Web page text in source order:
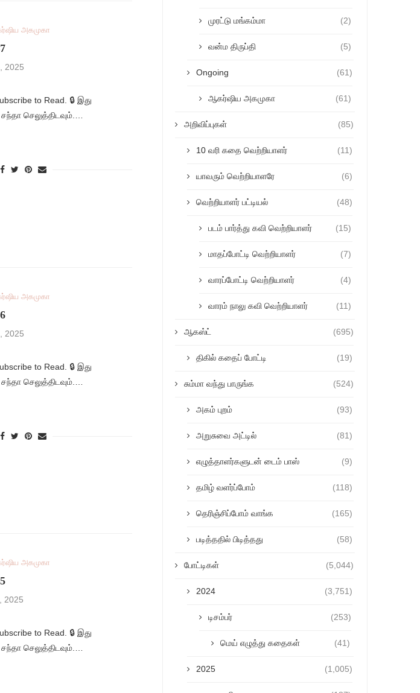
அகமுகா
2025
to Read. 🔒 இது
செலுத்திடவும்.…
அகமுகா
2025
to Read. 🔒 இது
செலுத்திடவும்.…
அகமுகா
2025
to Read. 🔒 இது
செலுத்திடவும்.…
முரட்டு மங்கம்மா (2)
வன்ம திருப்தி (5)
Ongoing (61)
ஆகர்ஷிய அகமுகா (61)
அறிவிப்புகள் (85)
10 வரி கதை வெற்றியாளர் (11)
யாவரும் வெற்றியாளரே (6)
வெற்றியாளர் பட்டியல் (48)
படம் பார்த்து கவி வெற்றியாளர் (15)
மாதப்போட்டி வெற்றியாளர் (7)
வாரப்போட்டி வெற்றியாளர் (4)
வாரம் நாலு கவி வெற்றியாளர் (11)
ஆகஸ்ட் (695)
திகில் கதைப் போட்டி (19)
சும்மா வந்து பாருங்க (524)
அகம் புறம் (93)
அறுசுவை அட்டில் (81)
எழுத்தாளர்களுடன் டைம் பாஸ் (9)
தமிழ் வளர்ப்போம் (118)
தெரிஞ்சிப்போம் வாங்க (165)
படித்ததில் பிடித்தது (58)
போட்டிகள் (5,044)
2024 (3,751)
டிசம்பர் (253)
மெய் எழுத்து கதைகள் (41)
2025 (1,005)